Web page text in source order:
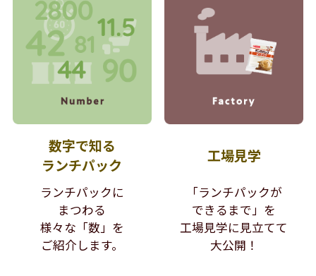
数字で知る
ランチパック
ランチパックに
まつわる
様々な「数」を
ご紹介します。
工場見学
「ランチパックが
できるまで」を
工場見学に見立てて
大公開！